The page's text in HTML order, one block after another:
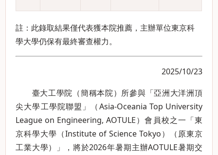
註：此錄取結果僅代表獲本院推薦，主辦單位東京科
學大學仍保有最終審查權力。
2025/10/23
臺大工學院（簡稱本院）所參與「亞洲大洋洲頂
尖大學工學院聯盟」（Asia-Oceania Top University
League on Engineering, AOTULE）會員校之一「東
京科學大學（Institute of Science Tokyo）（原東京
工業大學）」，將於2026年暑期主辦AOTULE暑期交